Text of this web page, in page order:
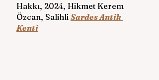
Hakkı, 2024, Hikmet Kerem
Özcan, Salihli Sardes Antik
Kenti